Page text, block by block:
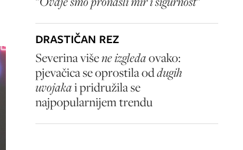
DRASTIČAN REZ
Severina višene izgledaovako:
pjevačica se oprostila oddugih
uvojakai pridružila se
najpopularnijem trendu